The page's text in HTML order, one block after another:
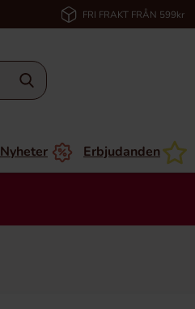
FRI FRAKT FRÅN 599kr
Nyheter Erbjudanden